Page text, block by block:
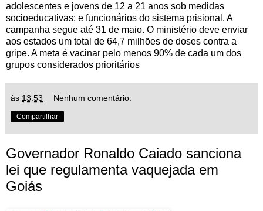
adolescentes e jovens de 12 a 21 anos sob medidas
socioeducativas; e funcionários do sistema prisional. A
campanha segue até 31 de maio. O ministério deve enviar
aos estados um total de 64,7 milhões de doses contra a
gripe. A meta é vacinar pelo menos 90% de cada um dos
grupos considerados prioritários
às 13:53 Nenhum comentário:
Compartilhar
Governador Ronaldo Caiado sanciona
lei que regulamenta vaquejada em
Goiás